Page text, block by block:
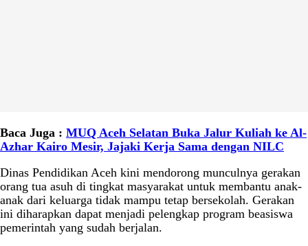
Baca Juga : MUQ Aceh Selatan Buka Jalur Kuliah ke Al-
Azhar Kairo Mesir, Jajaki Kerja Sama dengan NILC
Dinas Pendidikan Aceh kini mendorong munculnya gerakan
orang tua asuh di tingkat masyarakat untuk membantu anak-
anak dari keluarga tidak mampu tetap bersekolah. Gerakan
ini diharapkan dapat menjadi pelengkap program beasiswa
pemerintah yang sudah berjalan.